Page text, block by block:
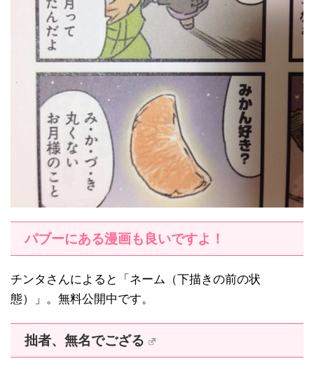
パブーにある漫画も良いですよ！
チンタさんによると「ネーム（下描きの前の状
態）」。無料公開中です。
拙者、無名でござる